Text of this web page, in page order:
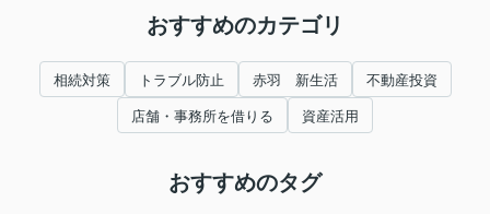
おすすめのカテゴリ
相続対策 トラブル防止 赤羽 新生活 不動産投資
店舗・事務所を借りる 資産活用
おすすめのタグ